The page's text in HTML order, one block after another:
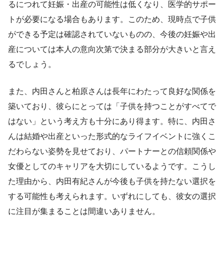
るにつれて妊娠・出産の可能性は低くなり、医学的サポー
トが必要になる場合もあります。このため、現時点で子供
ができる予定は確認されていないものの、今後の妊娠や出
産については本人の意向次第で決まる部分が大きいと言え
るでしょう。
また、内田さんと柏原さんは長年にわたって良好な関係を
築いており、彼らにとっては「子供を持つことがすべてで
はない」という考え方も十分にあり得ます。特に、内田さ
んは結婚や出産といった形式的なライフイベントに強くこ
だわらない姿勢を見せており、パートナーとの信頼関係や
女優としてのキャリアを大切にしているようです。こうし
た理由から、内田有紀さんが今後も子供を持たない選択を
する可能性も考えられます。いずれにしても、彼女の選択
に注目が集まることは間違いありません。